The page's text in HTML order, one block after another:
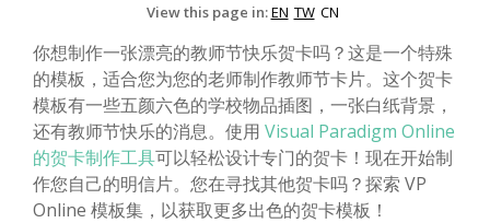
View this page in:EN TW CN
你想制作一张漂亮的教师节快乐贺卡吗？这是一个特殊
的模板，适合您为您的老师制作教师节卡片。这个贺卡
模板有一些五颜六色的学校物品插图，一张白纸背景，
还有教师节快乐的消息。使用 Visual Paradigm Online
的贺卡制作工具可以轻松设计专门的贺卡！现在开始制
作您自己的明信片。您在寻找其他贺卡吗？探索 VP
Online 模板集，以获取更多出色的贺卡模板！